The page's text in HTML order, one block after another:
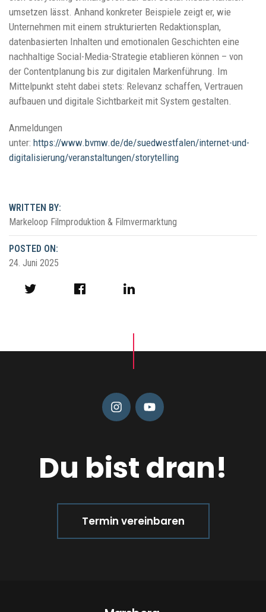
umsetzen lässt. Anhand konkreter Beispiele zeigt er, wie
Unternehmen mit einem strukturierten Redaktionsplan,
datenbasierten Inhalten und emotionalen Geschichten eine
nachhaltige Social-Media-Strategie etablieren können – von
der Contentplanung bis zur digitalen Markenführung. Im
Mittelpunkt steht dabei stets: Relevanz schaffen, Vertrauen
aufbauen und digitale Sichtbarkeit mit System gestalten.
Anmeldungen
unter: https://www.bvmw.de/de/suedwestfalen/internet-und-
digitalisierung/veranstaltungen/storytelling
WRITTEN BY:
Markeloop Filmproduktion & Filmvermarktung
POSTED ON:
24. Juni 2025
Du bist dran!
Termin vereinbaren